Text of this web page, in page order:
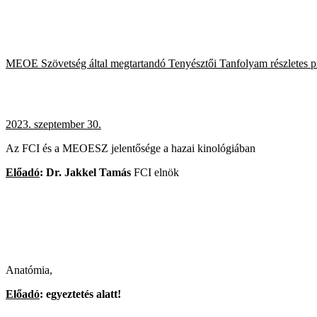
MEOE Szövetség által megtartandó Tenyésztői Tanfolyam részletes
2023. szeptember 30.
Az FCI és a MEOESZ jelentősége a hazai kinológiában
Előadó: Dr. Jakkel Tamás FCI elnök
Anatómia,
Előadó: egyeztetés alatt!